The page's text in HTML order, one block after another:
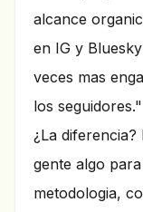
alcance
en IG y
veces mas
los seguidores."
¿La
gente algo
metodologia,